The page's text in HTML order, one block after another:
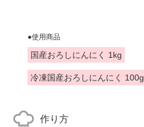
●使用商品
国産おろしにんにく 1kg
冷凍国産おろしにんにく 100g
作り方